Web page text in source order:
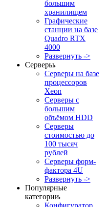
большим
хранилищем
Графические
станции на базе
Quadro RTX
4000
Развернуть ->
Серверы
Серверы на базе
процессоров
Xeon
Серверы с
большим
объёмом HDD
Серверы
стоимостью до
100 тысяч
рублей
Серверы форм-
фактора 4U
Развернуть ->
Популярные
категории
Конфигуратор